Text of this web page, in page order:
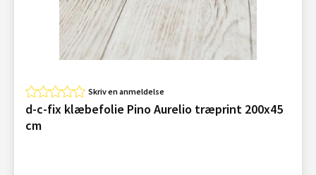
Skriv en anmeldelse
d-c-fix klæbefolie Pino Aurelio træprint 200x45
cm